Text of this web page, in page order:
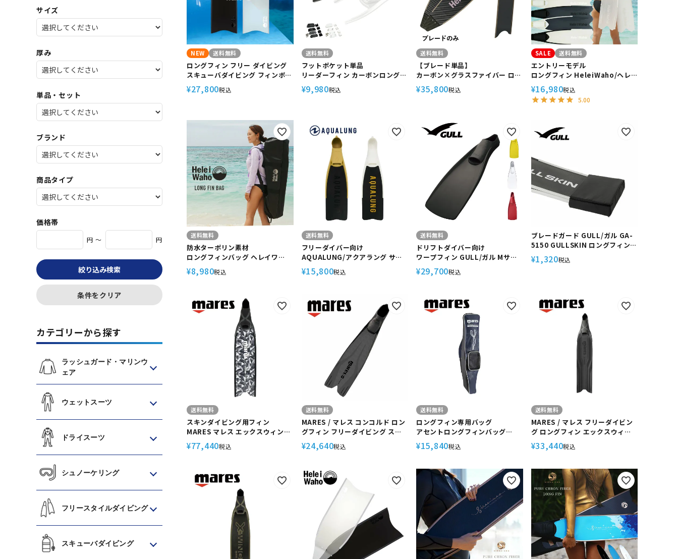
サイズ
厚み
単品・セット
ブランド
商品タイプ
価格帯
円 ～ 円
絞り込み検索
条件をクリア
カテゴリーから探す
ラッシュガード・マリンウ
ェア
ウェットスーツ
ドライスーツ
シュノーケリング
フリースタイルダイビング
スキューバダイビング
NEW 送料無料
ロングフィン フリー ダイビング
スキューバダイビング フィンポケ
ット付き グラスファイバー製
【kanani - Superdive 】 Hele
¥27,800税込
送料無料
フットポケット単品
リーダーフィン カーボンロングフ
ィン スキンダイビング フリーダ
イビング フィン フルフットフィ
¥9,980税込
送料無料
【ブレード単品】
カーボン×グラスファイバー ロン
グフィン フリーダイビング フィ
ン leaderfins リーダーフィン
スピアフィッシング ブレードのみ
¥35,800税込
SALE 送料無料
エントリーモデル
ロングフィン HeleiWaho/ヘレ
イワホ kanani カナニ スキンダイ
ビング フリーダイビング スピア
フィッシング
¥16,980税込
5.00
送料無料
防水ターポリン素材
ロングフィンバッグ ヘレイワ
ホ/HeleiWaho フリーダイビン
グ スキンダイビング 素潜り フィ
¥8,980税込
送料無料
フリーダイバー向け
AQUALUNG/アクアラング サイ
クロンエックス 素潜り フリー
ダイビング スキューバダイビン
¥15,800税込
送料無料
ドリフトダイバー向け
ワープフィン GULL/ガル Mサイ
ズ GF-2293 ダイビングフィン ド
リフトダイビング
¥29,700税込
ブレードガード GULL/ガル GA-
5150 GULLSKIN ロングフィン
カーボンフィン
¥1,320税込
送料無料
スキンダイビング用フィン
MARES マレス エックスウィング
アプネアS 420417 スキューバダ
イビング フリーダイビング
¥77,440税込
送料無料
MARES / マレス コンコルド ロン
グフィン フリーダイビング スク
ーバダイビング
¥24,640税込
送料無料
ロングフィン専用バッグ
アセントロングフィンバッグ
MARES / マレス フリーダイビン
グ ギアバッグ
¥15,840税込
送料無料
MARES / マレス フリーダイビン
グ ロングフィン エックスウィン
グ PRO ダイビング 軽器材 フリ
ーダイビング スキューバ スキュ
¥33,440税込